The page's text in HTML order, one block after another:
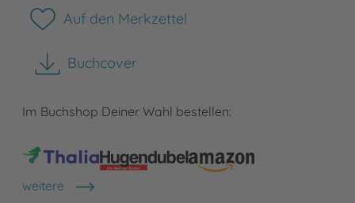
Auf den Merkzettel
Buchcover
herunterladen
Im Buchshop Deiner Wahl bestellen:
weitere
Shops anzeigen